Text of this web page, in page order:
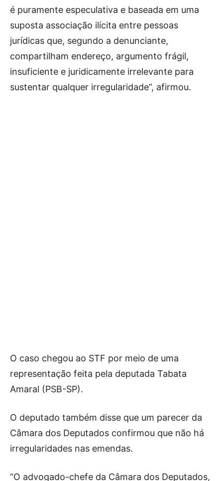
é puramente especulativa e baseada em uma
suposta associação ilícita entre pessoas
jurídicas que, segundo a denunciante,
compartilham endereço, argumento frágil,
insuficiente e juridicamente irrelevante para
sustentar qualquer irregularidade”, afirmou.
O caso chegou ao STF por meio de uma
representação feita pela deputada Tabata
Amaral (PSB-SP).
O deputado também disse que um parecer da
Câmara dos Deputados confirmou que não há
irregularidades nas emendas.
“O advogado-chefe da Câmara dos Deputados,